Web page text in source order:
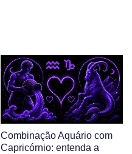
Combinação Aquário com
Capricórnio: entenda a